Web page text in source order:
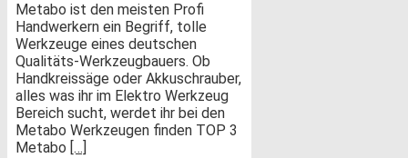
Metabo ist den meisten Profi
Handwerkern ein Begriff, tolle
Werkzeuge eines deutschen
Qualitäts-Werkzeugbauers. Ob
Handkreissäge oder Akkuschrauber,
alles was ihr im Elektro Werkzeug
Bereich sucht, werdet ihr bei den
Metabo Werkzeugen finden TOP 3
Metabo […]